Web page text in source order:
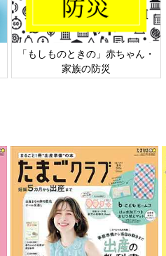
「もしものときの」赤ちゃん・
家族の防災